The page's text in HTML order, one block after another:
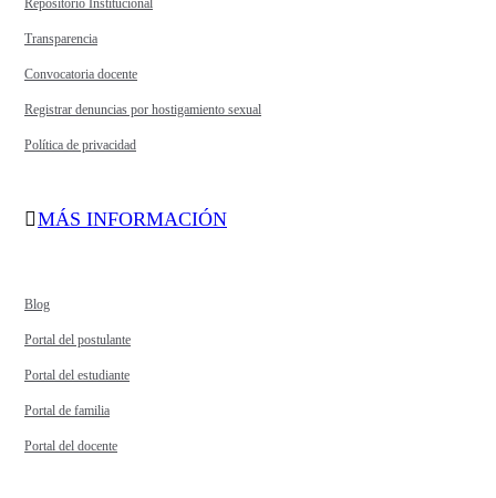
Repositorio Institucional
Transparencia
Convocatoria docente
Registrar denuncias por hostigamiento sexual
Política de privacidad
MÁS INFORMACIÓN
Blog
Portal del postulante
Portal del estudiante
Portal de familia
Portal del docente